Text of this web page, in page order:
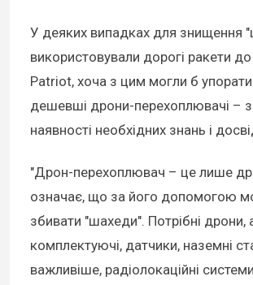
У деяких випадках для знищення
використовували дорогі ракети
Patriot, хоча з цим могли б
дешевші дрони-перехоплювачі –
наявності необхідних знань і
"Дрон-перехоплювач – це лише
означає, що за його допомогою
збивати "шахеди". Потрібні дрони,
комплектуючі, датчики, наземні
важливіше, радіолокаційні